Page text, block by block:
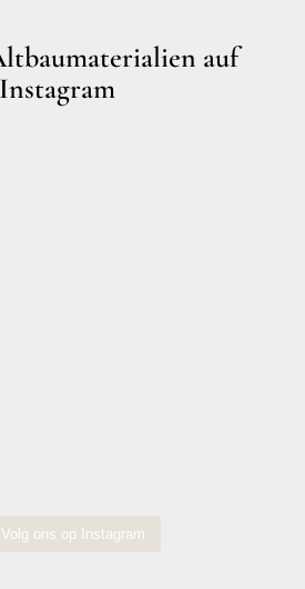
auf
Instagram
Volg ons op Instagram